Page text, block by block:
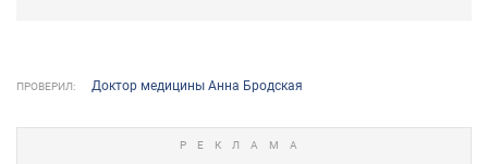
ПРОВЕРИЛ: Доктор медицины Анна Бродская